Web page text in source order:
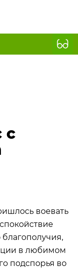
с
воевать
в любимом
подспорья во